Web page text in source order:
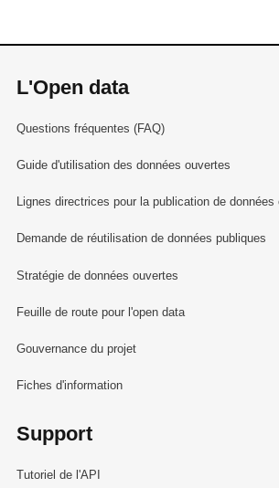
L'Open data
Questions fréquentes (FAQ)
Guide d'utilisation des données ouvertes
Lignes directrices pour la publication de données
Demande de réutilisation de données publiques
Stratégie de données ouvertes
Feuille de route pour l'open data
Gouvernance du projet
Fiches d'information
Support
Tutoriel de l'API